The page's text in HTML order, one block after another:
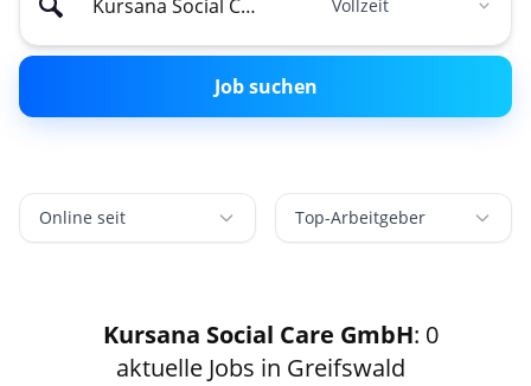
Job suchen
Online seit Top-Arbeitgeber
Kursana Social Care GmbH: 0
aktuelle Jobs in Greifswald